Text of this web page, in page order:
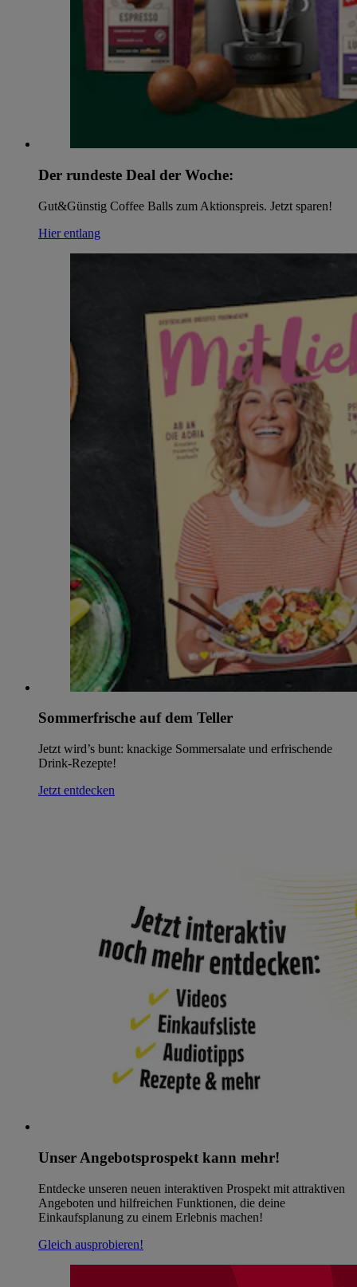
Der rundeste Deal der Woche:
Gut&Günstig Coffee Balls zum Aktionspreis. Jetzt sparen!
Hier entlang
Sommerfrische auf dem Teller
Jetzt wird’s bunt: knackige Sommersalate und erfrischende
Drink-Rezepte!
Jetzt entdecken
Unser Angebotsprospekt kann mehr!
Entdecke unseren neuen interaktiven Prospekt mit attraktiven
Angeboten und hilfreichen Funktionen, die deine
Einkaufsplanung zu einem Erlebnis machen!
Gleich ausprobieren!